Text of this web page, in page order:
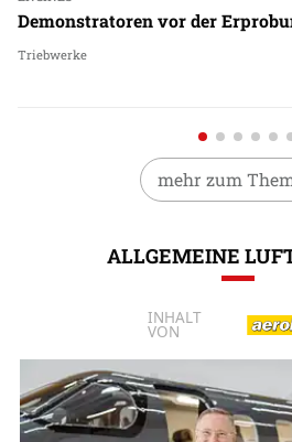
Demonstratoren vor der
Triebwerke
mehr zum
ALLGEMEINE
INHALT
VON